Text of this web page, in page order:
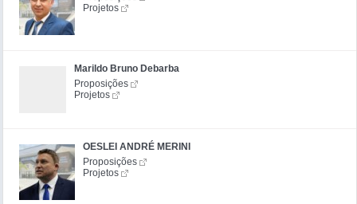
Projetos
Marildo Bruno Debarba
Proposições
Projetos
OESLEI ANDRÉ MERINI
Proposições
Projetos